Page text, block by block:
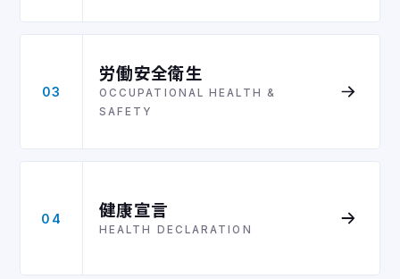
03
労働安全衛生
OCCUPATIONAL HEALTH &
SAFETY
04 健康宣言
HEALTH DECLARATION